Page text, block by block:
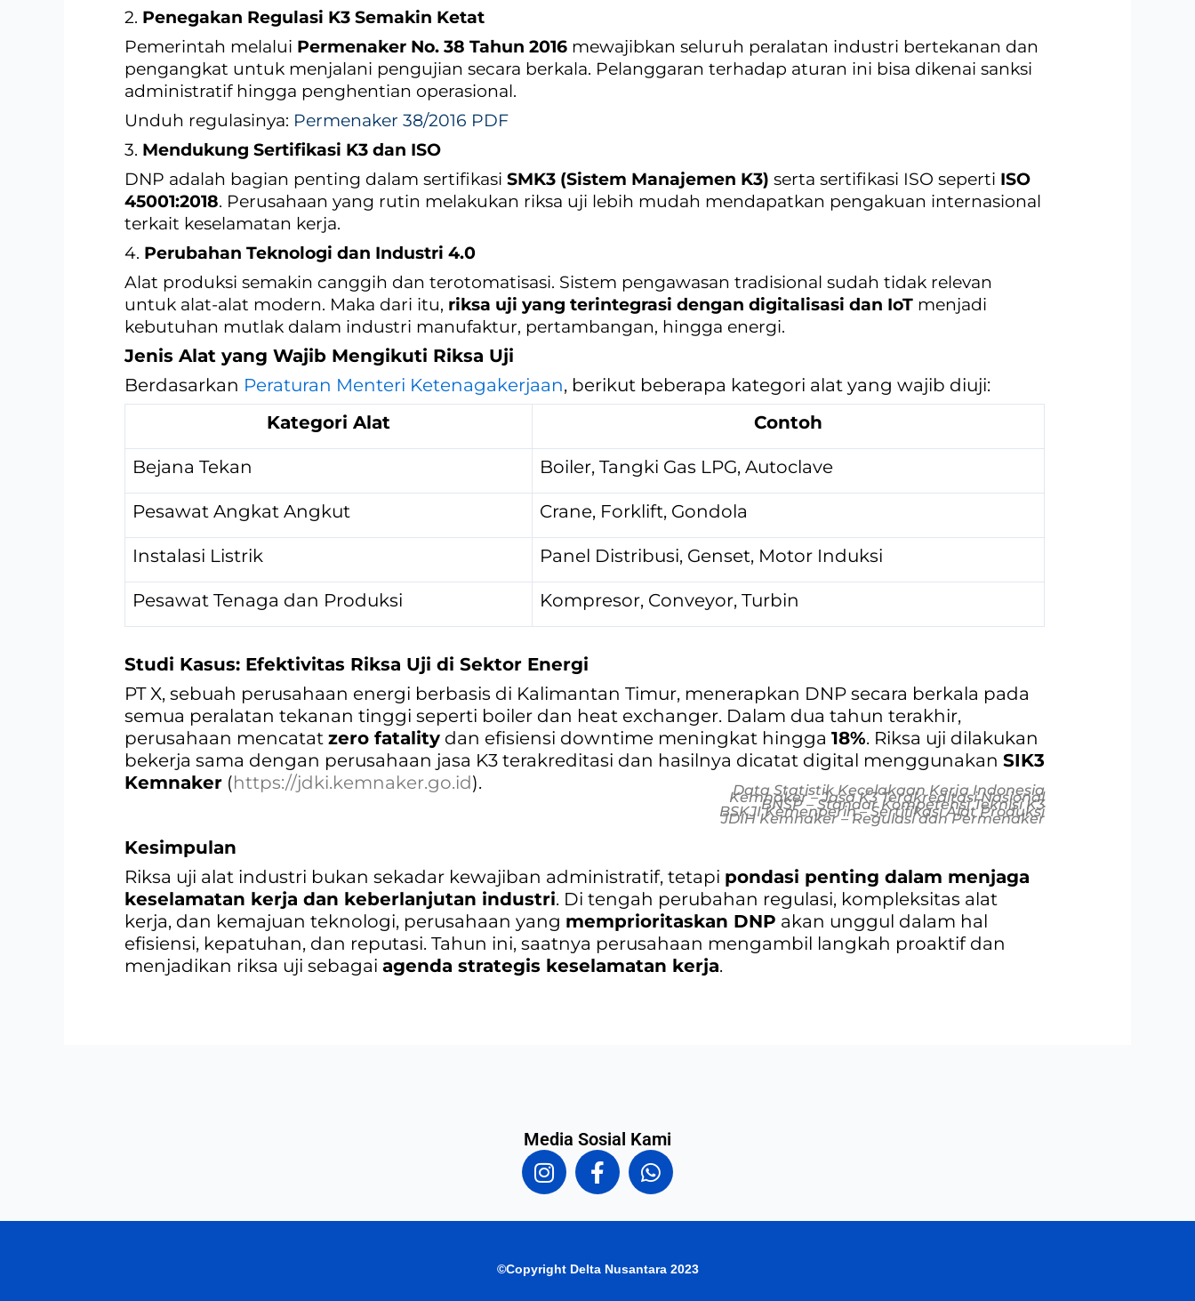
2. Penegakan Regulasi K3 Semakin Ketat
Pemerintah melalui Permenaker No. 38 Tahun 2016 mewajibkan seluruh peralatan industri bertekanan dan
pengangkat untuk menjalani pengujian secara berkala. Pelanggaran terhadap aturan ini bisa dikenai sanksi
administratif hingga penghentian operasional.
Unduh regulasinya: Permenaker 38/2016 PDF
3. Mendukung Sertifikasi K3 dan ISO
DNP adalah bagian penting dalam sertifikasi SMK3 (Sistem Manajemen K3) serta sertifikasi ISO seperti ISO
45001:2018. Perusahaan yang rutin melakukan riksa uji lebih mudah mendapatkan pengakuan internasional
terkait keselamatan kerja.
4. Perubahan Teknologi dan Industri 4.0
Alat produksi semakin canggih dan terotomatisasi. Sistem pengawasan tradisional sudah tidak relevan
untuk alat-alat modern. Maka dari itu, riksa uji yang terintegrasi dengan digitalisasi dan IoT menjadi
kebutuhan mutlak dalam industri manufaktur, pertambangan, hingga energi.
Jenis Alat yang Wajib Mengikuti Riksa Uji
Berdasarkan Peraturan Menteri Ketenagakerjaan, berikut beberapa kategori alat yang wajib diuji:
Kategori Alat
Contoh
Bejana Tekan Boiler, Tangki Gas LPG, Autoclave
Pesawat Angkat Angkut Crane, Forklift, Gondola
Instalasi Listrik Panel Distribusi, Genset, Motor Induksi
Pesawat Tenaga dan Produksi Kompresor, Conveyor, Turbin
Studi Kasus: Efektivitas Riksa Uji di Sektor Energi
PT X, sebuah perusahaan energi berbasis di Kalimantan Timur, menerapkan DNP secara berkala pada
semua peralatan tekanan tinggi seperti boiler dan heat exchanger. Dalam dua tahun terakhir,
perusahaan mencatat zero fatality dan efisiensi downtime meningkat hingga 18%. Riksa uji dilakukan
bekerja sama dengan perusahaan jasa K3 terakreditasi dan hasilnya dicatat digital menggunakan SIK3
Kemnaker (https://jdki.kemnaker.go.id). Data Statistik Kecelakaan Kerja Indonesia
Kemnaker – Jasa K3 Terakreditasi Nasional
BNSP – Standar Kompetensi Teknisi K3
BSKJI Kemenperin – Sertifikasi Alat Produksi
JDIH Kemnaker – Regulasi dan Permenaker
Kesimpulan
Riksa uji alat industri bukan sekadar kewajiban administratif, tetapi pondasi penting dalam menjaga
keselamatan kerja dan keberlanjutan industri. Di tengah perubahan regulasi, kompleksitas alat
kerja, dan kemajuan teknologi, perusahaan yang memprioritaskan DNP akan unggul dalam hal
efisiensi, kepatuhan, dan reputasi. Tahun ini, saatnya perusahaan mengambil langkah proaktif dan
menjadikan riksa uji sebagai agenda strategis keselamatan kerja.
Media Sosial Kami
I
n
t
g
F
a
e
o
W
h
t
a
©Copyright Delta Nusantara 2023